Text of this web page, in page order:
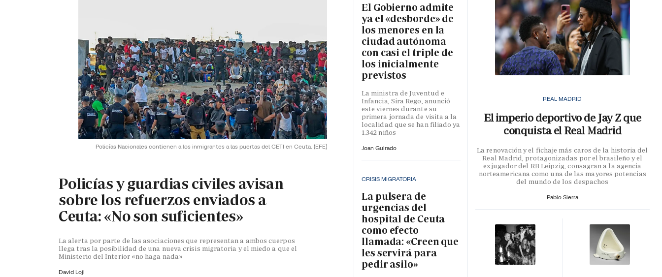
Policías Nacionales contienen a los inmigrantes a las puertas del CETI en Ceuta. (EFE)
Policías y guardias civiles avisan
sobre los refuerzos enviados a
Ceuta: «No son suficientes»
La alerta por parte de las asociaciones que representan a ambos cuerpos
llega tras la posibilidad de una nueva crisis migratoria y el miedo a que el
Ministerio del Interior «no haga nada»
David Loji
El Gobierno admite
ya el «desborde» de
los menores en la
ciudad autónoma
con casi el triple de
los inicialmente
previstos
La ministra de Juventud e
Infancia, Sira Rego, anunció
este viernes durante su
primera jornada de visita a la
localidad que se han filiado ya
1.342 niños
Joan Guirado
CRISIS MIGRATORIA
La pulsera de
urgencias del
hospital de Ceuta
como efecto
llamada: «Creen que
les servirá para
pedir asilo»
REAL MADRID
El imperio deportivo de Jay Z que
conquista el Real Madrid
La renovación y el fichaje más caros de la historia del
Real Madrid, protagonizadas por el brasileño y el
exjugador del RB Leipzig, consagran a la agencia
norteamericana como una de las mayores potencias
del mundo de los despachos
Pablo Sierra